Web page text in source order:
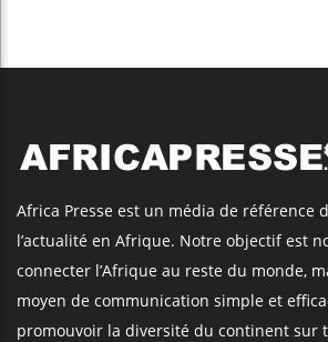
Africa Presse est un média de référence
l’actualité en Afrique. Notre objectif est
connecter l’Afrique au reste du monde,
moyen de communication simple et
promouvoir la diversité du continent sur